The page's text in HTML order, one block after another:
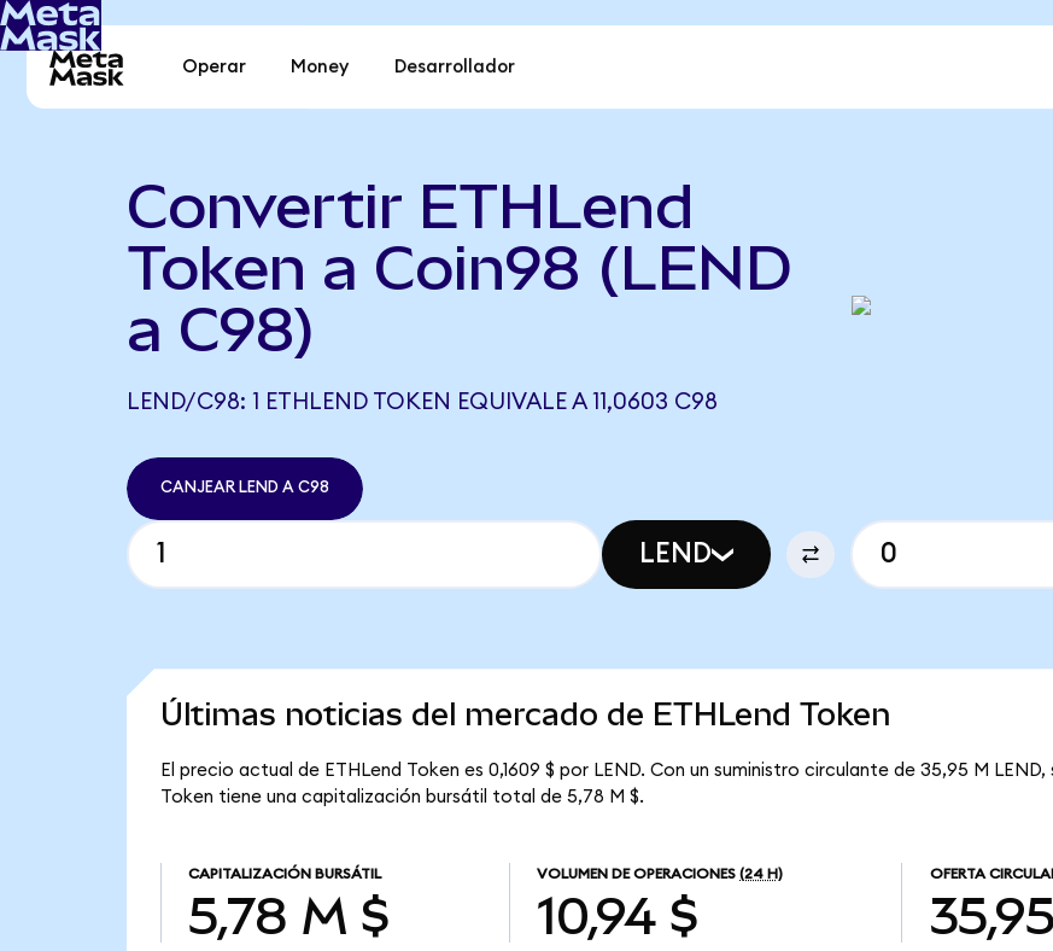
Operar Money Desarrollador
Convertir ETHLend
Token a Coin98 (LEND
a C98)
LEND/C98: 1 ETHLEND TOKEN EQUIVALE A 11,0603 C98
CANJEAR LEND A C98
LEND
Últimas noticias del mercado de ETHLend Token
El precio actual de ETHLend Token es 0,1609 $ por LEND. Con un suministro circulante de 35,95 M LEND,
Token tiene una capitalización bursátil total de 5,78 M $.
CAPITALIZACIÓN BURSÁTIL
5,78 M $
VOLUMEN DE OPERACIONES (24 H)
10,94 $
OFERTA